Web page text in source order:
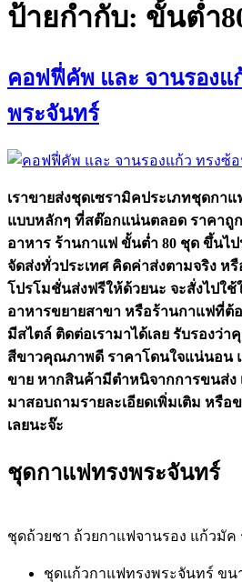
ป้ายกำกับ: ขั้นต่ำ
คอฟฟี่คัพ และ จานรองแ
พระจันทร์
เราขายส่งชุดเซรามิคประเภทชุดกา
แบบหลักๆ ที่สต๊อกแน่นตลอด ราคาถู
อาหาร ร้านกาแฟ ขั้นต่ำ 80 ชุด ขึ้นไ
จัดส่งทั่วประเทศ คิดค่าส่งตามจริง หรื
โปรโมชั่นส่งฟรีให้ด้วยนะ จะสั่งไปใช้
อาหารขยายสาขา หรือร้านกาแฟที่ต้
มีสไตล์ ติดต่อเรามาได้เลย รับรองว่
สีขาวคุณภาพดี ราคาโดนใจแน่นอน
ขาย หากสินค้ามีตำหนิจากการขนส่ง
มาสอบถามรายละเอียดเพิ่มเติม หรื
เลยนะจ๊ะ
ชุดกาแฟทรงพระจันทร์
ชุดถ้วยชา ถ้วยกาแฟจานรอง แก้วมัค
ชุดแก้วกาแฟทรงพระจันทร์ ขน